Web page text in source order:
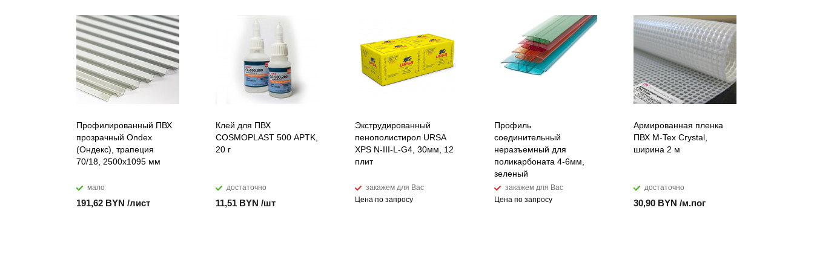
Профилированный ПВХ
прозрачный Ondex
(Ондекс), трапеция
70/18, 2500х1095 мм
мало
191,62 BYN /лист
Клей для ПВХ
COSMOPLAST 500 APTK,
20 г
достаточно
11,51 BYN /шт
Экструдированный
пенополистирол URSA
XPS N-III-L-G4, 30мм, 12
плит
закажем для Вас
Цена по запросу
Профиль
соединительный
неразъемный для
поликарбоната 4-6мм,
зеленый
закажем для Вас
Цена по запросу
Армированная пленка
ПВХ M-Tex Crystal,
ширина 2 м
достаточно
30,90 BYN /м.пог